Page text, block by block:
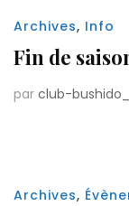
Archives, Info
Fin de
par club-
Archives,